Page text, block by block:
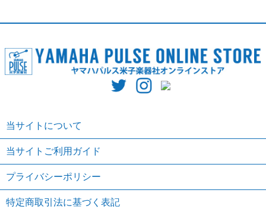
当サイトについて
当サイトご利用ガイド
プライバシーポリシー
特定商取引法に基づく表記